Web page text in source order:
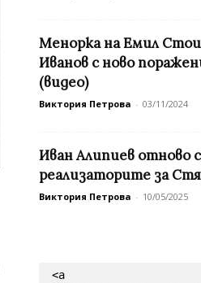
Менорка на Емил
Иванов с ново
(видео)
Виктория Петрова - 03/11/2024
Иван Алипиев отново
реализаторите за
Виктория Петрова - 10/05/2025
<a